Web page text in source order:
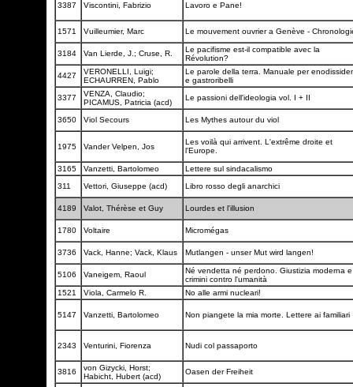
3387 Viscontini, Fabrizio Lavoro e Pane!
1571 Vuilleumier, Marc Le mouvement ouvrier a Genève -
3184 Van Lierde, J.; Cruse, R.
Le pacifisme est-il compatible avec la
Révolution?
4427
VERONELLI, Luigi;
ECHAURREN, Pablo
Le parole della terra. Manuale per
e gastroribelli
3377
VENZA, Claudio;
PICAMUS, Patricia (acd)
Le passioni dell'ideologia vol. I + II
3650 Viol Secours Les Mythes autour du viol
1975 Vander Velpen, Jos
Les voilà qui arrivent. L'extrême droite et
l'Europe.
3165 Vanzetti, Bartolomeo
Lettere sul sindacalismo
311
Vettori, Giuseppe (acd) Libro rosso degli anarchici
4189 Valot, Thérèse et Guy Lourdes et l'illusion
1780 Voltaire Micromégas
3736 Vack, Hanne; Vack, Klaus Mutlangen - unser Mut wird langen!
5106 Vaneigem, Raoul
Né vendetta né perdono. Giustizia moderna e
crimini contro l'umanità
1521
Viola, Carmelo R. No alle armi nucleari!
5147 Vanzetti, Bartolomeo Non piangete la mia morte. Lettere ai familiari
2343 Venturini, Fiorenza Nudi col passaporto
3816
von Gizycki, Horst;
Habicht, Hubert (acd)
Oasen der Freiheit